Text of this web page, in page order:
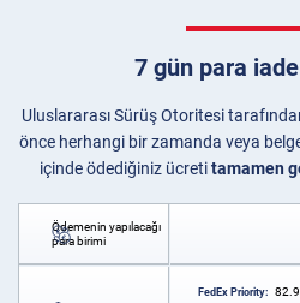
7 gün para
Uluslararası Sürüş Otoritesi
önce herhangi bir zamanda veya
içinde ödediğiniz ücretitamamen
Ödemenin yapılacağı
para birimi
FedEx Priority: